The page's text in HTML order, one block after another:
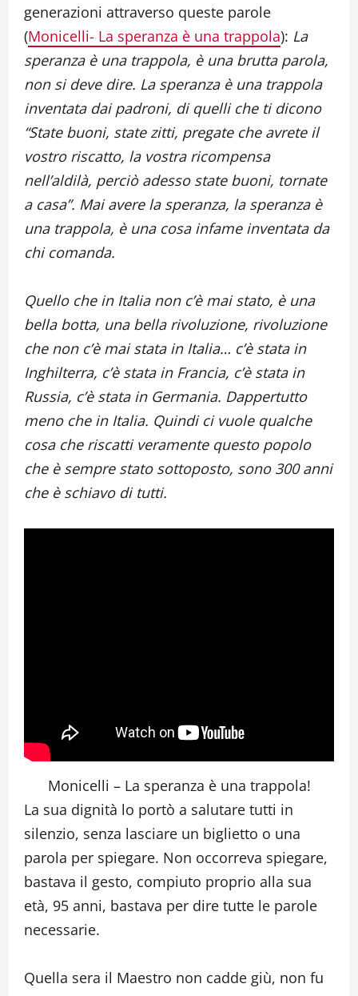
generazioni attraverso queste parole
(Monicelli- La speranza è una trappola): La
speranza è una trappola, è una brutta parola,
non si deve dire. La speranza è una trappola
inventata dai padroni, di quelli che ti dicono
“State buoni, state zitti, pregate che avrete il
vostro riscatto, la vostra ricompensa
nell’aldilà, perciò adesso state buoni, tornate
a casa”. Mai avere la speranza, la speranza è
una trappola, è una cosa infame inventata da
chi comanda.
Quello che in Italia non c’è mai stato, è una
bella botta, una bella rivoluzione, rivoluzione
che non c’è mai stata in Italia… c’è stata in
Inghilterra, c’è stata in Francia, c’è stata in
Russia, c’è stata in Germania. Dappertutto
meno che in Italia. Quindi ci vuole qualche
cosa che riscatti veramente questo popolo
che è sempre stato sottoposto, sono 300 anni
che è schiavo di tutti.
Monicelli – La speranza è una trappola!
La sua dignità lo portò a salutare tutti in
silenzio, senza lasciare un biglietto o una
parola per spiegare. Non occorreva spiegare,
bastava il gesto, compiuto proprio alla sua
età, 95 anni, bastava per dire tutte le parole
necessarie.
Quella sera il Maestro non cadde giù, non fu